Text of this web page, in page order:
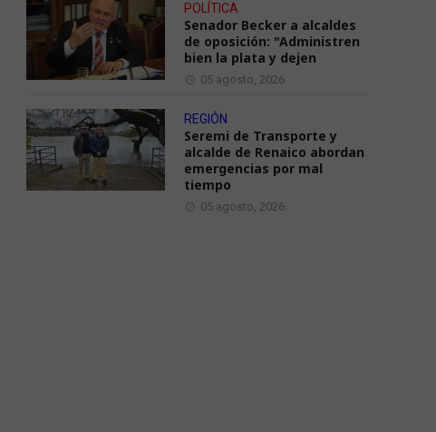
POLÍTICA
Senador Becker a alcaldes
de oposición: "Administren
bien la plata y dejen
05 agosto, 2026
REGIÓN
Seremi de Transporte y
alcalde de Renaico abordan
emergencias por mal
tiempo
05 agosto, 2026